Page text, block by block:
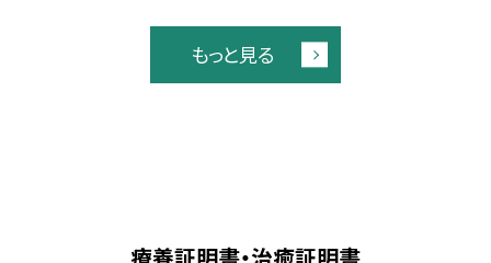
もっと見る